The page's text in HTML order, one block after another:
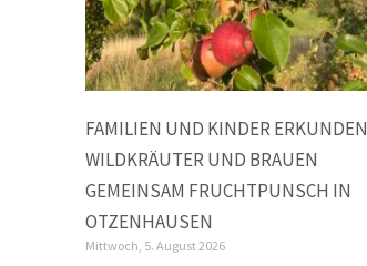
FAMILIEN UND KINDER ERKUNDEN
WILDKRÄUTER UND BRAUEN
GEMEINSAM FRUCHTPUNSCH IN
OTZENHAUSEN
Mittwoch, 5. August 2026